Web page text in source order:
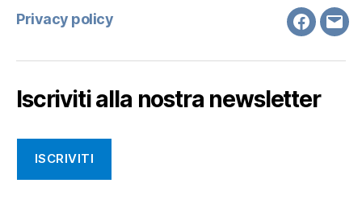
Privacy policy
Iscriviti alla nostra newsletter
ISCRIVITI